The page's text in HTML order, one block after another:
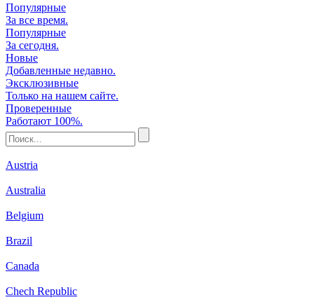
Популярные
За все время.
Популярные
За сегодня.
Новые
Добавленные недавно.
Эксклюзивные
Только на нашем сайте.
Проверенные
Работают 100%.
Austria
Australia
Belgium
Brazil
Canada
Chech Republic